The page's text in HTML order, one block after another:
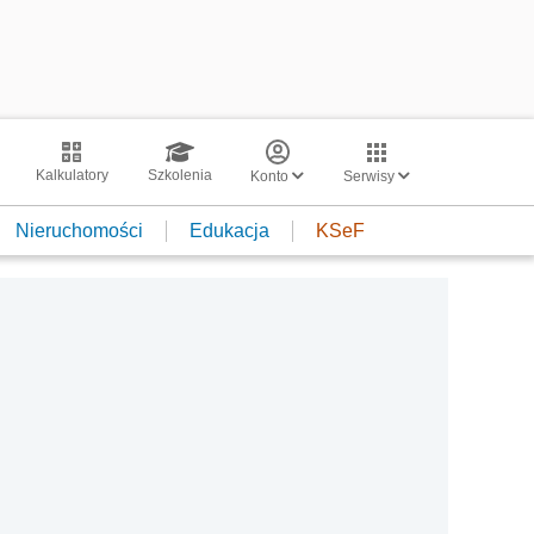
Kalkulatory Szkolenia Konto Serwisy
Nieruchomości Edukacja KSeF